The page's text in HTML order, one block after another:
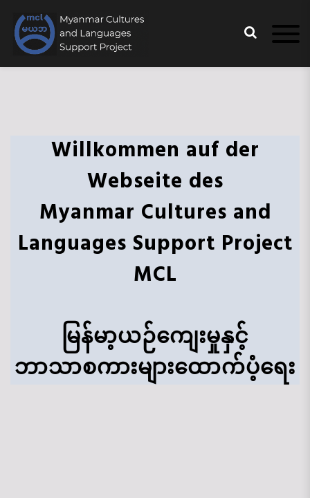
t MCL
Willkommen auf der
Webseite des
Myanmar Cultures and
Languages Support Project
MCL
မြန်မာ့ယဉ်ကျေးမှုနှင့်
ဘာသာစကားများထောက်ပံ့ရေး